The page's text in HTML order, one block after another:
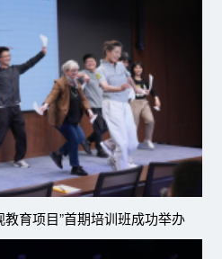
育项目”首期培训班成功举办